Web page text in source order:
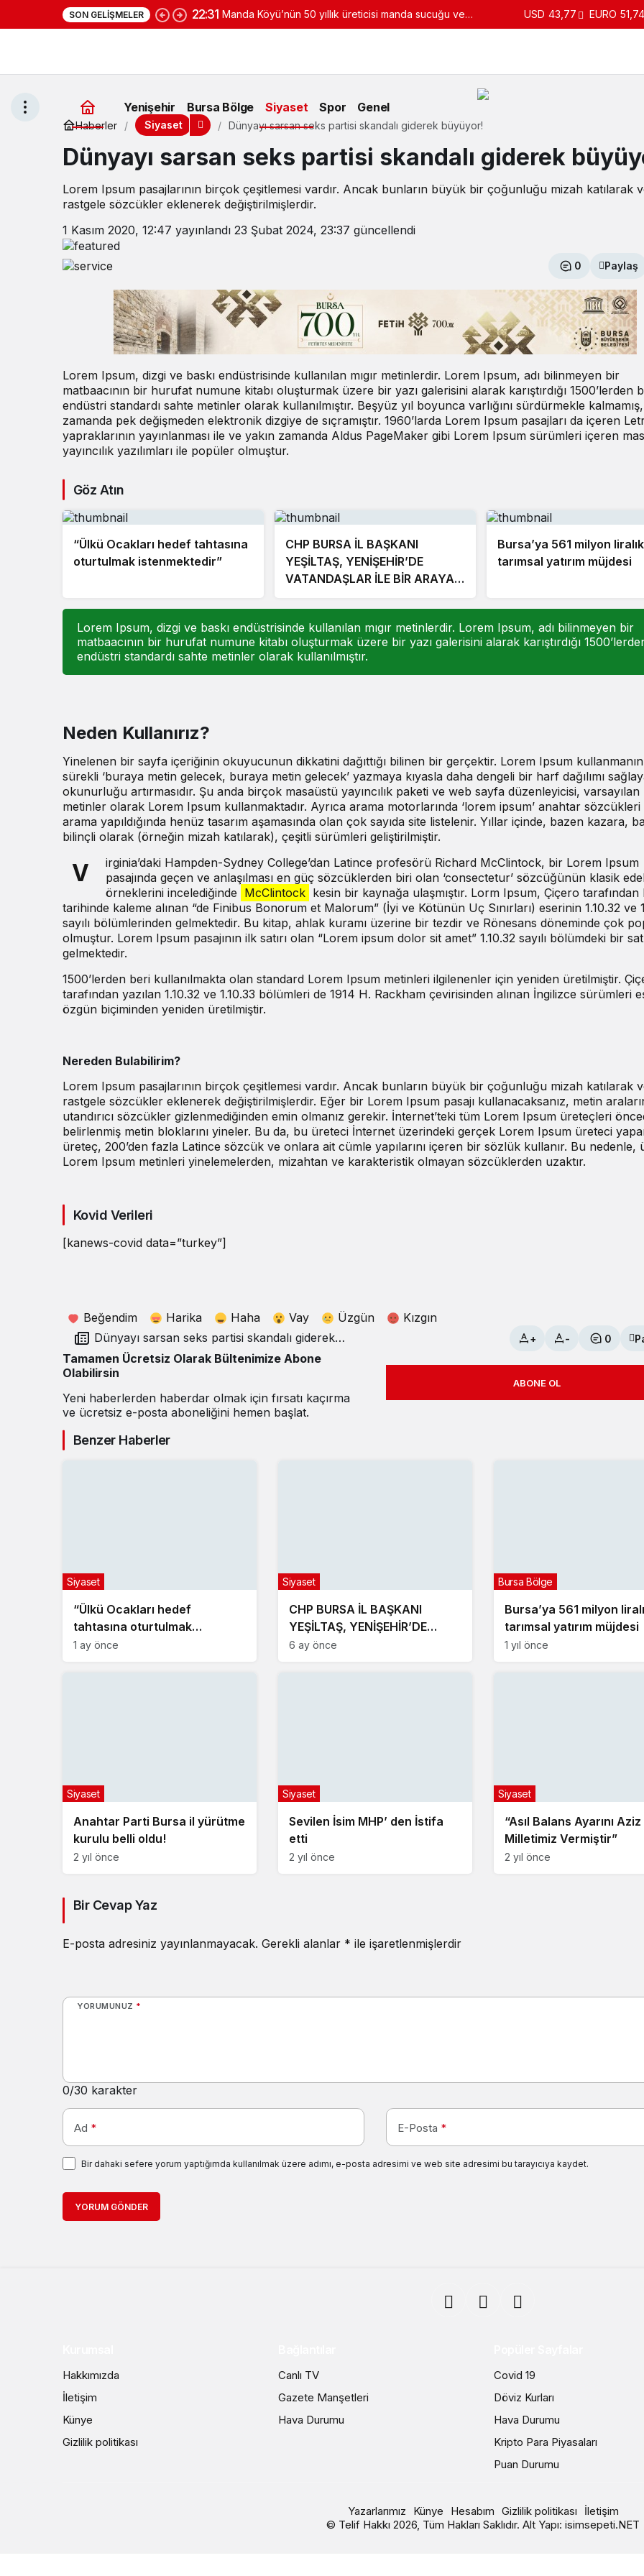
SON GELIŞMELER 22:31 Manda Köyü’nün 50 yıllık üreticisi manda sucuğu ve USD 43,77 EURO 51,74
Yenişehir Bursa Bölge Siyaset Spor Genel
Haberler Siyaset Dünyayı sarsan seks partisi skandalı giderek büyüyor!
Dünyayı sarsan seks partisi skandalı giderek
Lorem Ipsum pasajlarının birçok çeşitlemesi vardır. Ancak bunların büyük bir çoğunluğu mizah katılarak
rastgele sözcükler eklenerek değiştirilmişlerdir.
1 Kasım 2020, 12:47 yayınlandı 23 Şubat 2024, 23:37 güncellendi
0 Paylaş
Lorem Ipsum, dizgi ve baskı endüstrisinde kullanılan mıgır metinlerdir. Lorem Ipsum, adı bilinmeyen bir
matbaacının bir hurufat numune kitabı oluşturmak üzere bir yazı galerisini alarak karıştırdığı 1500’lerden
endüstri standardı sahte metinler olarak kullanılmıştır. Beşyüz yıl boyunca varlığını sürdürmekle
zamanda pek değişmeden elektronik dizgiye de sıçramıştır. 1960’larda Lorem Ipsum pasajları da içeren
yapraklarının yayınlanması ile ve yakın zamanda Aldus PageMaker gibi Lorem Ipsum sürümleri içeren
yayıncılık yazılımları ile popüler olmuştur.
Göz Atın
“Ülkü Ocakları hedef tahtasına
oturtulmak istenmektedir”
CHP BURSA İL BAŞKANI
YEŞİLTAŞ, YENİŞEHİR’DE
VATANDAŞLAR İLE BİR ARAYA
Bursa’ya 561 milyon liralık
tarımsal yatırım müjdesi
Lorem Ipsum, dizgi ve baskı endüstrisinde kullanılan mıgır metinlerdir. Lorem Ipsum, adı bilinmeyen bir
matbaacının bir hurufat numune kitabı oluşturmak üzere bir yazı galerisini alarak karıştırdığı
endüstri standardı sahte metinler olarak kullanılmıştır.
Neden Kullanırız?
Yinelenen bir sayfa içeriğinin okuyucunun dikkatini dağıttığı bilinen bir gerçektir. Lorem Ipsum kullanmanın
sürekli ‘buraya metin gelecek, buraya metin gelecek’ yazmaya kıyasla daha dengeli bir harf dağılımı
okunurluğu artırmasıdır. Şu anda birçok masaüstü yayıncılık paketi ve web sayfa düzenleyicisi, varsayılan
metinler olarak Lorem Ipsum kullanmaktadır. Ayrıca arama motorlarında ‘lorem ipsum’ anahtar sözcükleri
arama yapıldığında henüz tasarım aşamasında olan çok sayıda site listelenir. Yıllar içinde, bazen kazara,
bilinçli olarak (örneğin mizah katılarak), çeşitli sürümleri geliştirilmiştir.
V
irginia’daki Hampden-Sydney College’dan Latince profesörü Richard McClintock, bir Lorem Ipsum
pasajında geçen ve anlaşılması en güç sözcüklerden biri olan ‘consectetur’ sözcüğünün klasik
örneklerini incelediğinde McClintock kesin bir kaynağa ulaşmıştır. Lorm Ipsum, Çiçero tarafından
tarihinde kaleme alınan “de Finibus Bonorum et Malorum” (İyi ve Kötünün Uç Sınırları) eserinin 1.10.32 ve
sayılı bölümlerinden gelmektedir. Bu kitap, ahlak kuramı üzerine bir tezdir ve Rönesans döneminde çok
olmuştur. Lorem Ipsum pasajının ilk satırı olan “Lorem ipsum dolor sit amet” 1.10.32 sayılı bölümdeki bir
gelmektedir.
1500’lerden beri kullanılmakta olan standard Lorem Ipsum metinleri ilgilenenler için yeniden üretilmiştir.
tarafından yazılan 1.10.32 ve 1.10.33 bölümleri de 1914 H. Rackham çevirisinden alınan İngilizce sürümleri
özgün biçiminden yeniden üretilmiştir.
Nereden Bulabilirim?
Lorem Ipsum pasajlarının birçok çeşitlemesi vardır. Ancak bunların büyük bir çoğunluğu mizah katılarak
rastgele sözcükler eklenerek değiştirilmişlerdir. Eğer bir Lorem Ipsum pasajı kullanacaksanız, metin
utandırıcı sözcükler gizlenmediğinden emin olmanız gerekir. İnternet’teki tüm Lorem Ipsum üreteçleri
belirlenmiş metin bloklarını yineler. Bu da, bu üreteci İnternet üzerindeki gerçek Lorem Ipsum üreteci
üreteç, 200’den fazla Latince sözcük ve onlara ait cümle yapılarını içeren bir sözlük kullanır. Bu nedenle,
Lorem Ipsum metinleri yinelemelerden, mizahtan ve karakteristik olmayan sözcüklerden uzaktır.
Kovid Verileri
[kanews-covid data=”turkey”]
Beğendim Harika Haha Vay Üzgün
Kızgın
büyüyor!
+ - 0
Tamamen Ücretsiz Olarak Bültenimize Abone
Olabilirsin
Yeni haberlerden haberdar olmak için fırsatı kaçırma
ve ücretsiz e-posta aboneliğini hemen başlat.
ABONE OL
Benzer Haberler
“Ülkü Ocakları hedef
tahtasına oturtulmak
istenmektedir”
Siyaset
1 ay önce
CHP BURSA İL BAŞKANI
YEŞİLTAŞ, YENİŞEHİR’DE
VATANDAŞLAR İLE BİR ARAYA
Siyaset
6 ay önce
Bursa’ya 561 milyon
tarımsal yatırım müjdesi
Bursa Bölge
1 yıl önce
Anahtar Parti Bursa il yürütme
kurulu belli oldu!
Siyaset
2 yıl önce
Sevilen İsim MHP’ den İstifa
etti
Siyaset
2 yıl önce
“Asıl Balans Ayarını Aziz
Milletimiz Vermiştir”
Siyaset
2 yıl önce
Bir Cevap Yaz
E-posta adresiniz yayınlanmayacak. Gerekli alanlar * ile işaretlenmişlerdir
YORUMUNUZ *
0/30 karakter
Ad * E-Posta *
Bir dahaki sefere yorum yaptığımda kullanılmak üzere adımı, e-posta adresimi ve web site adresimi bu tarayıcıya kaydet.
YORUM GÖNDER
Hakkımızda
İletişim
Künye
Gizlilik politikası
Canlı TV
Gazete Manşetleri
Hava Durumu
Covid 19
Döviz Kurları
Hava Durumu
Kripto Para Piyasaları
Puan Durumu
Yazarlarımız Künye Hesabım Gizlilik politikası
İletişim
© Telif Hakkı 2026, Tüm Hakları Saklıdır. Alt Yapı: isimsepeti.NET